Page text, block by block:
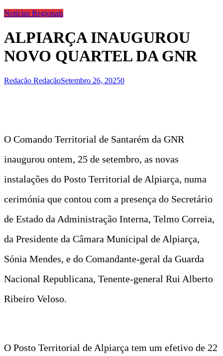
Notícias Regionais
ALPIARÇA INAUGUROU
NOVO QUARTEL DA GNR
Redação RedaçãoSetembro 26, 20250
O Comando Territorial de Santarém da GNR
inaugurou ontem, 25 de setembro, as novas
instalações do Posto Territorial de Alpiarça, numa
cerimónia que contou com a presença do Secretário
de Estado da Administração Interna, Telmo Correia,
da Presidente da Câmara Municipal de Alpiarça,
Sónia Mendes, e do Comandante-geral da Guarda
Nacional Republicana, Tenente-general Rui Alberto
Ribeiro Veloso.
O Posto Territorial de Alpiarça tem um efetivo de 22